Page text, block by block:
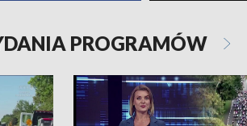
PROGRAMÓW